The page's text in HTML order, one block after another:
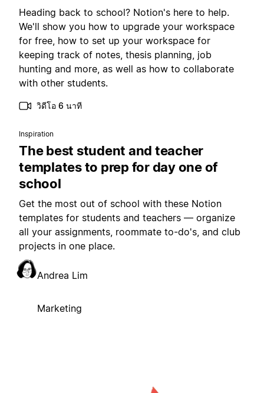
Heading back to school? Notion's here to help.
We'll show you how to upgrade your workspace
for free, how to set up your workspace for
keeping track of notes, thesis planning, job
hunting and more, as well as how to collaborate
with other students.
วิดีโอ 6 นาที
Inspiration
The best student and teacher
templates to prep for day one of
school
Get the most out of school with these Notion
templates for students and teachers — organize
all your assignments, roommate to-do's, and club
projects in one place.
Andrea Lim
Marketing